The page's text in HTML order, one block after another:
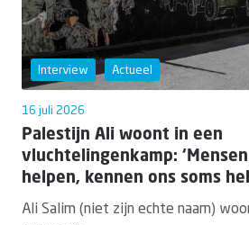
Interview Actueel
16 juli 2026
Palestijn Ali woont in een
vluchtelingenkamp:
helpen, kennen ons soms
Ali Salim (niet zijn echte naam)